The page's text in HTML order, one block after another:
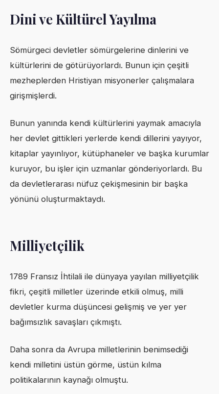
Dini ve Kültürel Yayılma
Sömürgeci devletler sömürgelerine dinlerini ve
kültürlerini de götürüyorlardı. Bunun için çeşitli
mezheplerden Hristiyan misyonerler çalışmalara
girişmişlerdi.
Bunun yanında kendi kültürlerini yaymak amacıyla
her devlet gittikleri yerlerde kendi dillerini yayıyor,
kitaplar yayınlıyor, kütüphaneler ve başka kurumlar
kuruyor, bu işler için uzmanlar gönderiyorlardı. Bu
da devletlerarası nüfuz çekişmesinin bir başka
yönünü oluşturmaktaydı.
Milliyetçilik
1789 Fransız İhtilali ile dünyaya yayılan milliyetçilik
fikri, çeşitli milletler üzerinde etkili olmuş, milli
devletler kurma düşüncesi gelişmiş ve yer yer
bağımsızlık savaşları çıkmıştı.
Daha sonra da Avrupa milletlerinin benimsediği
kendi milletini üstün görme, üstün kılma
politikalarının kaynağı olmuştu.